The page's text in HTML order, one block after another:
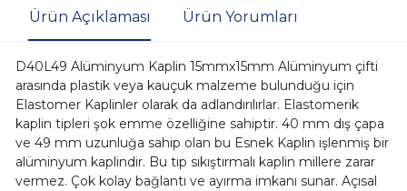
Ürün Açıklaması Ürün Yorumları
D40L49 Alüminyum Kaplin 15mmx15mm Alüminyum çifti
arasında plastik veya kauçuk malzeme bulunduğu için
Elastomer Kaplinler olarak da adlandırılırlar. Elastomerik
kaplin tipleri şok emme özelliğine sahiptir. 40 mm dış çapa
ve 49 mm uzunluğa sahip olan bu Esnek Kaplin işlenmiş bir
alüminyum kaplindir. Bu tip sıkıştırmalı kaplin millere zarar
vermez. Çok kolay bağlantı ve ayırma imkanı sunar. Açısal